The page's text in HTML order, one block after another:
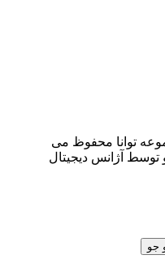
توانا محفوظ می
توسط آژانس دیجیتال
جو